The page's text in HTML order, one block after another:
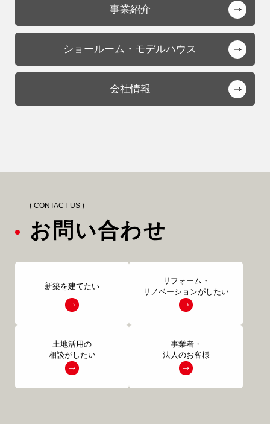
事業紹介
ショールーム・モデルハウス
会社情報
( CONTACT US )
お問い合わせ
新築を建てたい
リフォーム・
リノベーションがしたい
土地活用の
相談がしたい
事業者・
法人のお客様